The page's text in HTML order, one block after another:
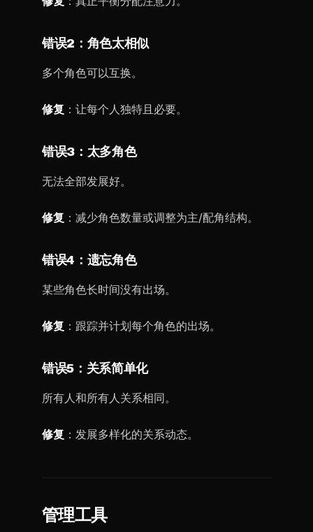
错误2：角色太相似
多个角色可以互换。
修复 ：让每个人独特且必要。
错误3：太多角色
无法全部发展好。
修复 ：减少角色数量或调整为主/配角结构。
错误4：遗忘角色
某些角色长时间没有出场。
修复 ：跟踪并计划每个角色的出场。
错误5：关系简单化
所有人和所有人关系相同。
修复 ：发展多样化的关系动态。
管理工具